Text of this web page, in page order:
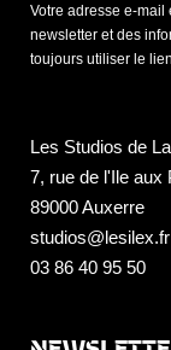
Votre adresse e-mail
newsletter et des
toujours utiliser le
Les Studios de
7, rue de l'Ile aux
89000 Auxerre
studios@lesilex.fr
03 86 40 95 50